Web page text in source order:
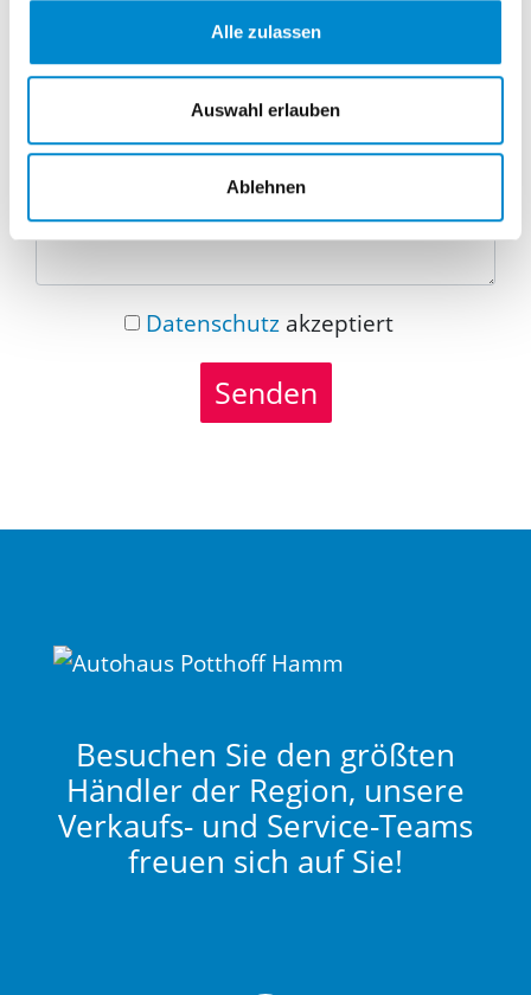
Alle zulassen
Auswahl erlauben
Ablehnen
Nachricht
Datenschutzakzeptiert
Senden
Besuchen Sie den größten
Händler der Region, unsere
Verkaufs- und Service-Teams
freuen sich auf Sie!